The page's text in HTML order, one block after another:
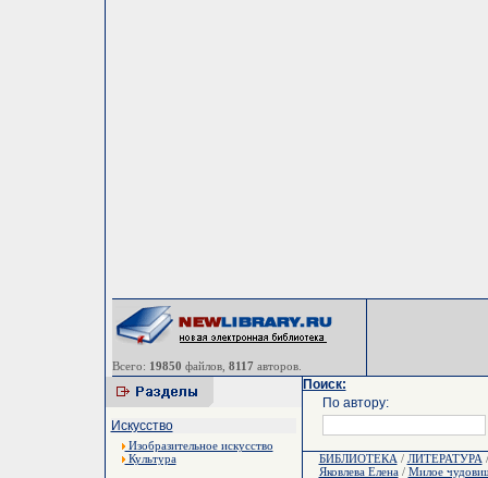
Всего: 19850 файлов, 8117 авторов.
Искусство
Изобразительное искусство
Культура
Поиск:
По автору:
БИБЛИОТЕКА / ЛИТЕРАТУРА
Яковлева Елена/ Милое